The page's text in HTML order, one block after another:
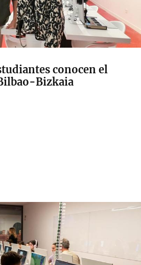
conocen el
Bizkaia